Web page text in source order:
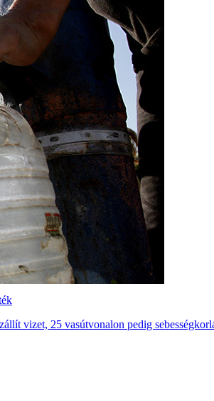
vizet, 25 vasútvonalon pedig